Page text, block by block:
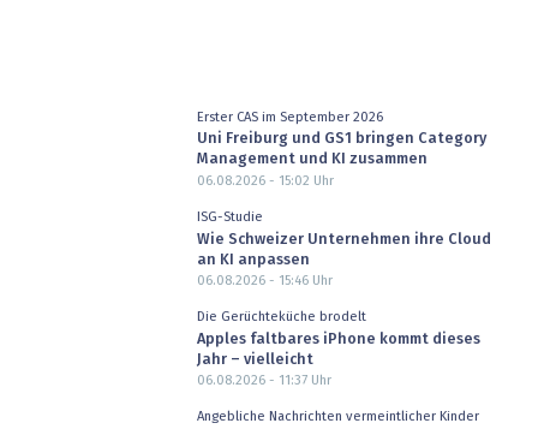
Erster CAS im September 2026
Uni Freiburg und GS1 bringen Category
Management und KI zusammen
06.08.2026 - 15:02 Uhr
ISG-Studie
Wie Schweizer Unternehmen ihre Cloud
an KI anpassen
06.08.2026 - 15:46Uhr
Die Gerüchteküche brodelt
Apples faltbares iPhone kommt dieses
Jahr – vielleicht
06.08.2026 - 11:37Uhr
Angebliche Nachrichten vermeintlicher Kinder